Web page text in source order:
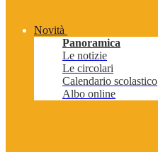
Novità
Panoramica
Le notizie
Le circolari
Calendario scolastico
Albo online